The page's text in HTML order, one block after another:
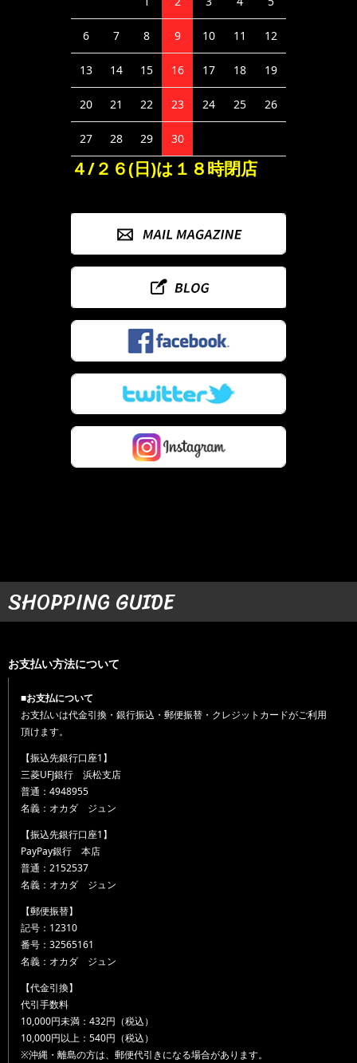
6 7 8 9 10 11 12
13 14 15 16 17 18 19
20 21 22 23 24 25 26
27 28 29 30
４/２６(日)は１８時閉店
SHOPPING GUIDE
お支払い方法について
■お支払について
お支払いは代金引換・銀行振込・郵便振替・クレジットカードがご利用
頂けます。
【振込先銀行口座1】
三菱UFJ銀行 浜松支店
普通：4948955
名義：オカダ ジュン
【振込先銀行口座1】
PayPay銀行 本店
普通：2152537
名義：オカダ ジュン
【郵便振替】
記号：12310
番号：32565161
名義：オカダ ジュン
【代金引換】
代引手数料
10,000円未満：432円（税込）
10,000円以上：540円（税込）
※沖縄・離島の方は、郵便代引きになる場合があります。